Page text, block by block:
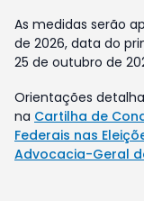
As medidas serão
de 2026, data do
25 de outubro de
Orientações
na Cartilha de
Federais nas
Advocacia-Geral